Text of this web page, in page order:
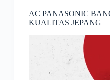
AC PANASONIC
KUALITAS JEPANG